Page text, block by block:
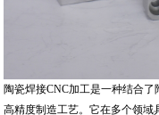
陶瓷焊接CNC加工是一种结合
高精度制造工艺。它在多个领域